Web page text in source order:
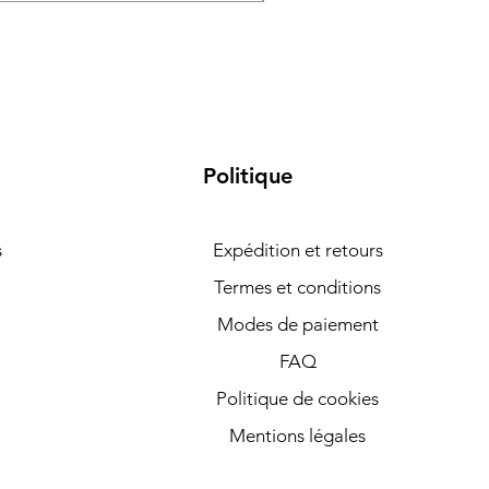
Politique
Expédition et retours
Termes et conditions
Modes de paiement
FAQ
Politique de cookies
Mentions légales